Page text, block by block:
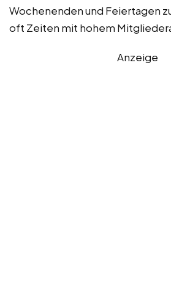
Wochenenden und Feiertagen
oft Zeiten mit hohem
Anzeige